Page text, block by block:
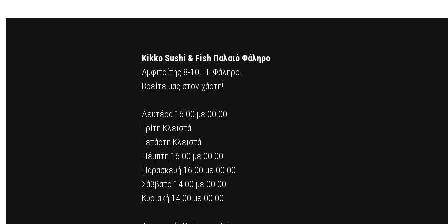
Kikko Sushi & Fish Παλαιό Φάληρο
Αμφιτρίτης 8-10, Π. Φάληρο.
Βρείτε μας στον χάρτη!
Δευτέρα 16.00 με 00.00
Τρίτη Κλειστά
Τετάρτη Κλειστά
Πέμπτη 16.00 με 00.00
Παρασκευή 16.00 με 00.00
Σάββατο 14.00 με 00.00
Κυριακή 14.00 με 00.00